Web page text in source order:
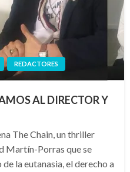
REDACTORES
AL DIRECTOR Y
The Chain, un thriller
Martín-Porras que se
la eutanasia, el derecho a